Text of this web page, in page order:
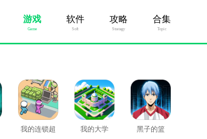
游戏
Game
软件
Soft
攻略
Stratagy
合集
Topic
我的连锁超
我的大学
黑子的篮